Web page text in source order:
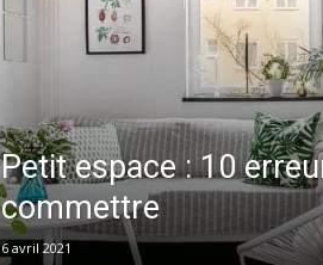
Petit espace : 10
commettre
6 avril 2021